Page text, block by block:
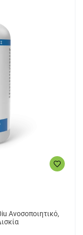
Ανοσοποιητικό,